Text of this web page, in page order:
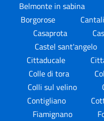
Belmonte in sabina
Borgorose
Casaprota
Castel sant'angelo
Cittaducale
Colle di tora
Colli sul velino
Contigliano
Fiamignano